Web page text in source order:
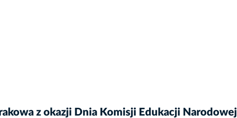
z okazji Dnia Komisji Edukacji Narodowej